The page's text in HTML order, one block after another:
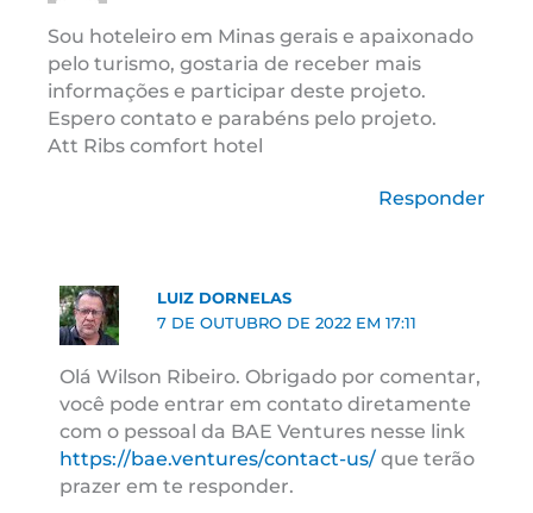
Sou hoteleiro em Minas gerais e apaixonado
pelo turismo, gostaria de receber mais
informações e participar deste projeto.
Espero contato e parabéns pelo projeto.
Att Ribs comfort hotel
Responder
LUIZ DORNELAS
7 DE OUTUBRO DE 2022 EM 17:11
Olá Wilson Ribeiro. Obrigado por comentar,
você pode entrar em contato diretamente
com o pessoal da BAE Ventures nesse link
https://bae.ventures/contact-us/ que terão
prazer em te responder.